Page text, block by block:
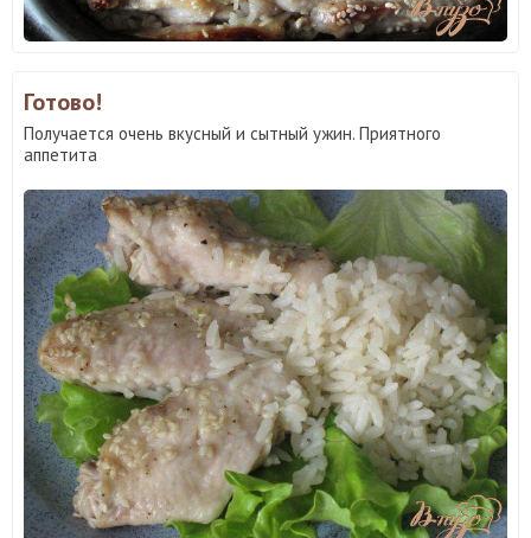
Готово!
Получается очень вкусный и сытный ужин. Приятного
аппетита